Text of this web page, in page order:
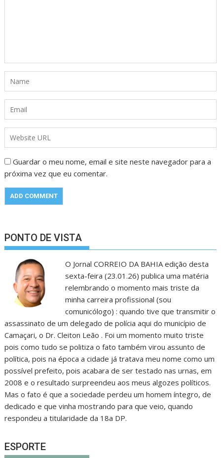
Guardar o meu nome, email e site neste navegador para a
próxima vez que eu comentar.
PONTO DE VISTA
O Jornal CORREIO DA BAHIA edição desta
sexta-feira (23.01.26) publica uma matéria
relembrando o momento mais triste da
minha carreira profissional (sou
comunicólogo) : quando tive que transmitir o
assassinato de um delegado de polícia aqui do município de
Camaçari, o Dr. Cleiton Leão . Foi um momento muito triste
pois como tudo se politiza o fato também virou assunto de
política, pois na época a cidade já tratava meu nome como um
possível prefeito, pois acabara de ser testado nas urnas, em
2008 e o resultado surpreendeu aos meus algozes políticos.
Mas o fato é que a sociedade perdeu um homem íntegro, de
dedicado e que vinha mostrando para que veio, quando
respondeu a titularidade da 18a DP.
ESPORTE